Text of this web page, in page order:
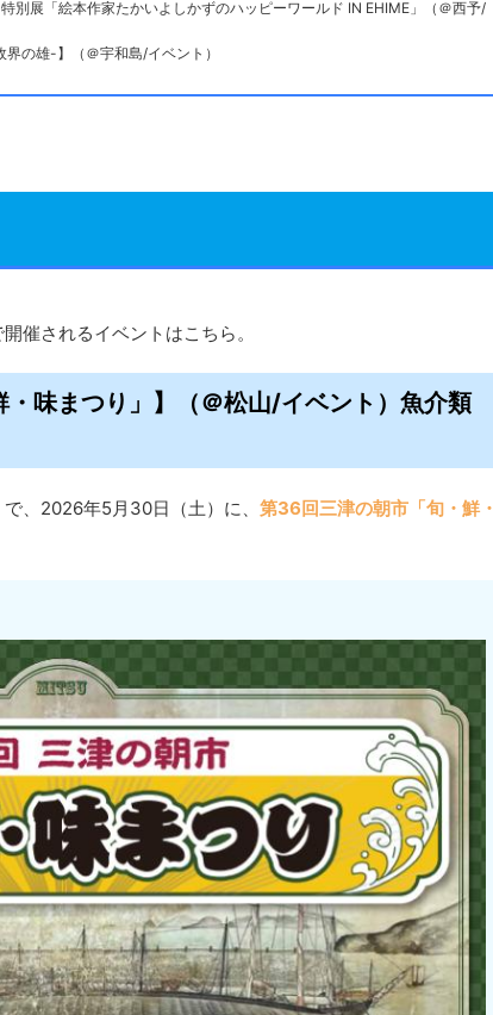
別展「絵本作家たかいよしかずのハッピーワールド IN EHIME」（＠西予/
の雄-】（＠宇和島/イベント）
催されるイベントはこちら。
味まつり」】（＠松山/イベント）魚介類
、2026年5月30日（土）に、 第36回三津の朝市「旬・鮮・